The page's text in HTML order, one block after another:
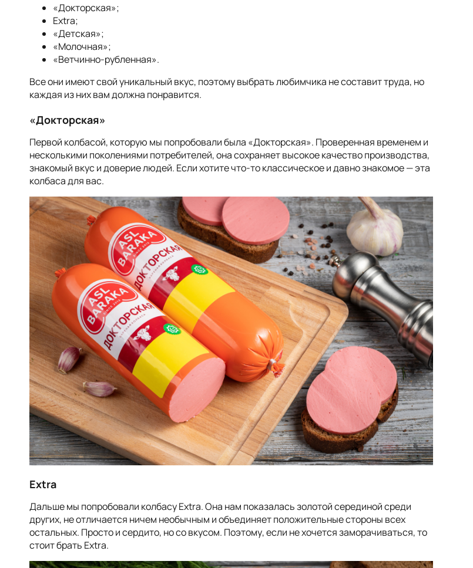
«Докторская»;
Extra;
«Детская»;
«Молочная»;
«Ветчинно-рубленная».
Все они имеют свой уникальный вкус, поэтому выбрать любимчика не составит труда, но
каждая из них вам должна понравится.
«Докторская»
Первой колбасой, которую мы попробовали была «Докторская». Проверенная временем и
несколькими поколениями потребителей, она сохраняет высокое качество производства,
знакомый вкус и доверие людей. Если хотите что-то классическое и давно знакомое — эта
колбаса для вас.
Extra
Дальше мы попробовали колбасу Extra. Она нам показалась золотой серединой среди
других, не отличается ничем необычным и объединяет положительные стороны всех
остальных. Просто и сердито, но со вкусом. Поэтому, если не хочется заморачиваться, то
стоит брать Extra.